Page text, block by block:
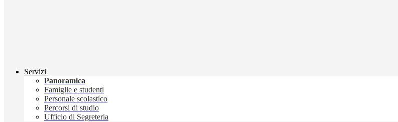
Servizi
Panoramica
Famiglie e studenti
Personale scolastico
Percorsi di studio
Ufficio di Segreteria